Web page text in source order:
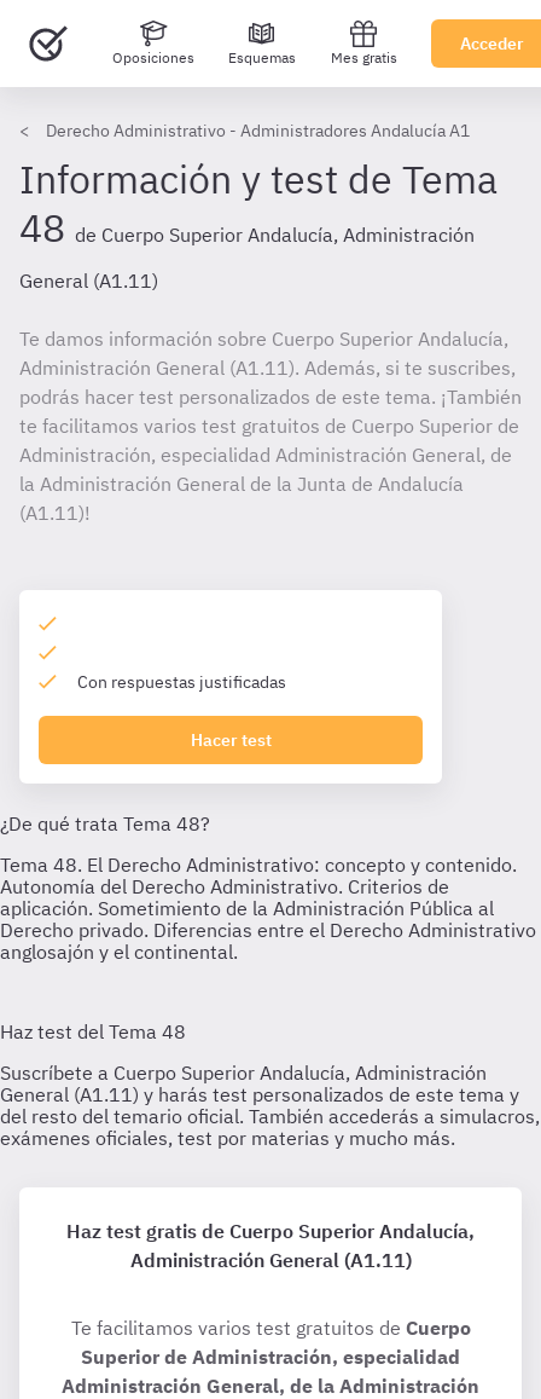
Oposiciones Esquemas Mes gratis
Acceder
Derecho Administrativo - Administradores Andalucía A1
Información y test de Tema
48 de Cuerpo Superior Andalucía, Administración
General (A1.11)
Te damos información sobre Cuerpo Superior Andalucía,
Administración General (A1.11). Además, si te suscribes,
podrás hacer test personalizados de este tema. ¡También
te facilitamos varios test gratuitos de Cuerpo Superior de
Administración, especialidad Administración General, de
la Administración General de la Junta de Andalucía
(A1.11)!
Con respuestas justificadas
Hacer test
Haz test gratis de Cuerpo Superior Andalucía,
Administración General (A1.11)
Te facilitamos varios test gratuitos de Cuerpo
Superior de Administración, especialidad
Administración General, de la Administración